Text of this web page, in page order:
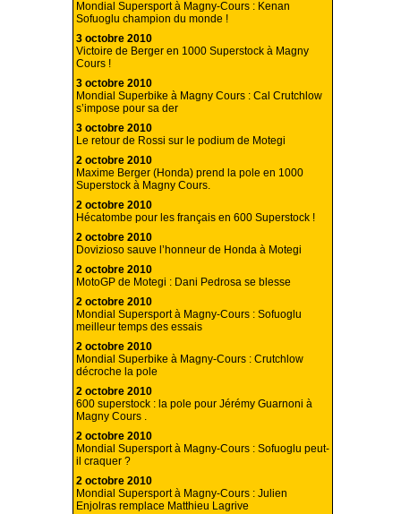
Mondial Supersport à Magny-Cours : Kenan
Sofuoglu champion du monde !
3 octobre 2010
Victoire de Berger en 1000 Superstock à Magny
Cours !
3 octobre 2010
Mondial Superbike à Magny Cours : Cal Crutchlow
s’impose pour sa der
3 octobre 2010
Le retour de Rossi sur le podium de Motegi
2 octobre 2010
Maxime Berger (Honda) prend la pole en 1000
Superstock à Magny Cours.
2 octobre 2010
Hécatombe pour les français en 600 Superstock !
2 octobre 2010
Dovizioso sauve l’honneur de Honda à Motegi
2 octobre 2010
MotoGP de Motegi : Dani Pedrosa se blesse
2 octobre 2010
Mondial Supersport à Magny-Cours : Sofuoglu
meilleur temps des essais
2 octobre 2010
Mondial Superbike à Magny-Cours : Crutchlow
décroche la pole
2 octobre 2010
600 superstock : la pole pour Jérémy Guarnoni à
Magny Cours .
2 octobre 2010
Mondial Supersport à Magny-Cours : Sofuoglu peut-
il craquer ?
2 octobre 2010
Mondial Supersport à Magny-Cours : Julien
Enjolras remplace Matthieu Lagrive